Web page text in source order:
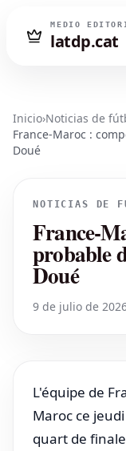
MEDIO
latdp.cat
Inicio›Noticias de
France-Maroc :
Doué
NOTICIAS DE
France-
probable
Doué
9 de julio de
L'équipe de
Maroc ce
quart de